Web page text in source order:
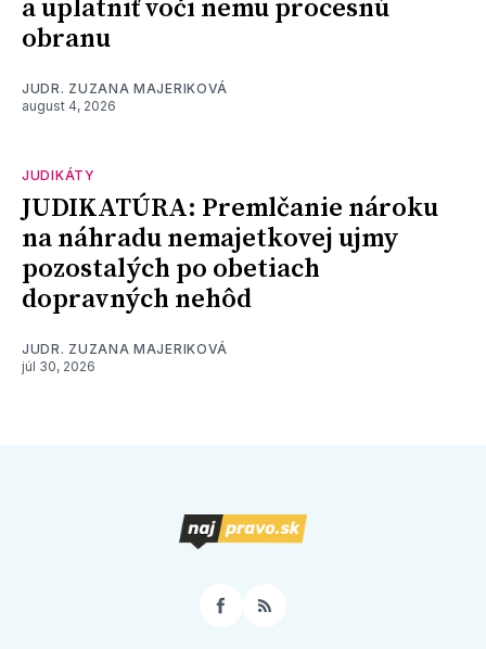
a uplatniť voči nemu procesnú
obranu
JUDR. ZUZANA MAJERIKOVÁ
august 4, 2026
JUDIKÁTY
JUDIKATÚRA: Premlčanie nároku
na náhradu nemajetkovej ujmy
pozostalých po obetiach
dopravných nehôd
JUDR. ZUZANA MAJERIKOVÁ
júl 30, 2026
Facebook
RSS